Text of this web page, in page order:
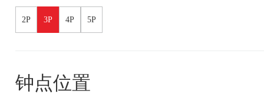
2P 3P 4P 5P
钟点位置